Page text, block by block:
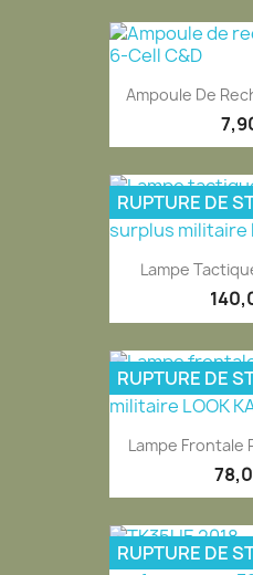
Ampoule De
Lampe
RUPTURE DE
Lampe Frontale
RUPTURE DE
RUPTURE DE